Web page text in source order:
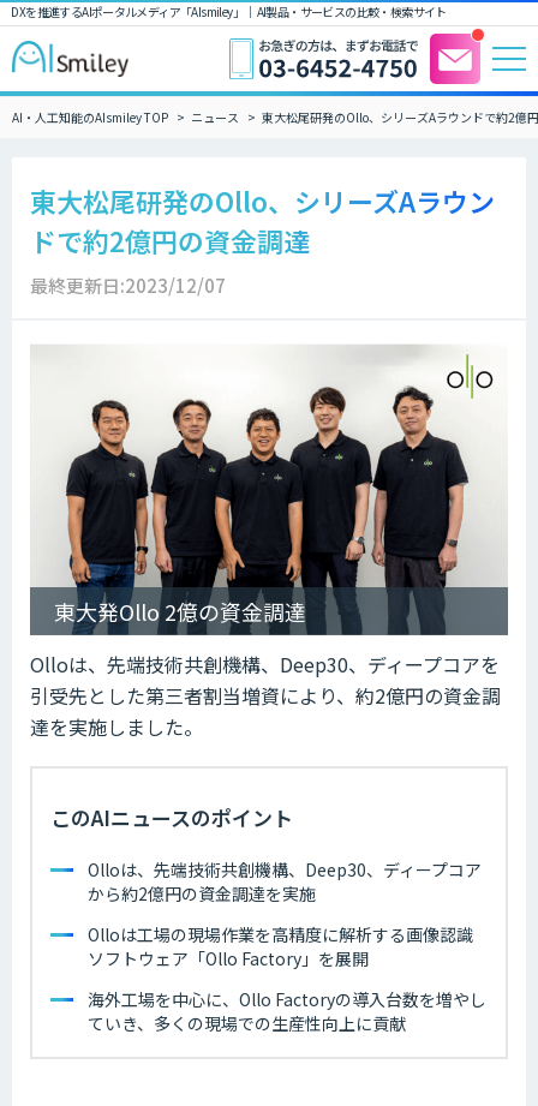
DXを推進するAIポータルメディア「AIsmiley」｜ AI製品・サービスの比較・検索サイト
AI・人工知能のAIsmiley TOP ニュース 東大松尾研発のOllo、シリーズAラウンドで約2億
東大松尾研発のOllo、シリーズAラウン
ドで約2億円の資金調達
最終更新日:2023/12/07
東大発Ollo 2億の資金調達
Olloは、先端技術共創機構、Deep30、ディープコアを
引受先とした第三者割当増資により、約2億円の資金調
達を実施しました。
このAIニュースのポイント
Olloは、先端技術共創機構、Deep30、ディープコア
から約2億円の資金調達を実施
Olloは工場の現場作業を高精度に解析する画像認識
ソフトウェア「Ollo Factory」を展開
海外工場を中心に、Ollo Factoryの導入台数を増やし
ていき、多くの現場での生産性向上に貢献